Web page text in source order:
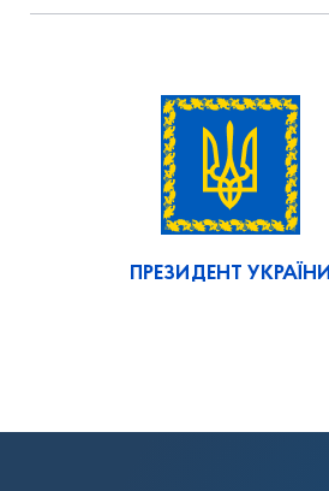
ПРЕЗИДЕНТ УКРАЇНИ